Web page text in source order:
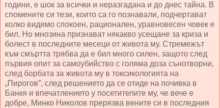
години, е шок за всички и неразгадана и до днес тайна. В
спомените си тези, които са го познавали, подчертават
колко видимо спокоен, рационален, уравновесен човек е
бил. Но мнозина признават някакво усещане за криза и
болест в последните месеци от живота му. Стремежът
към смъртта трябва да е бил много силен, защото след
първия опит за самоубийство с голяма доза сънотворни,
след борбата за живота му в токсикологията на
„Пирогов”, след решението да се отиде на почивка в
Банкя и впечатлението у посетителите му, че вече е
добре, Минко Николов прерязва вените си в последния